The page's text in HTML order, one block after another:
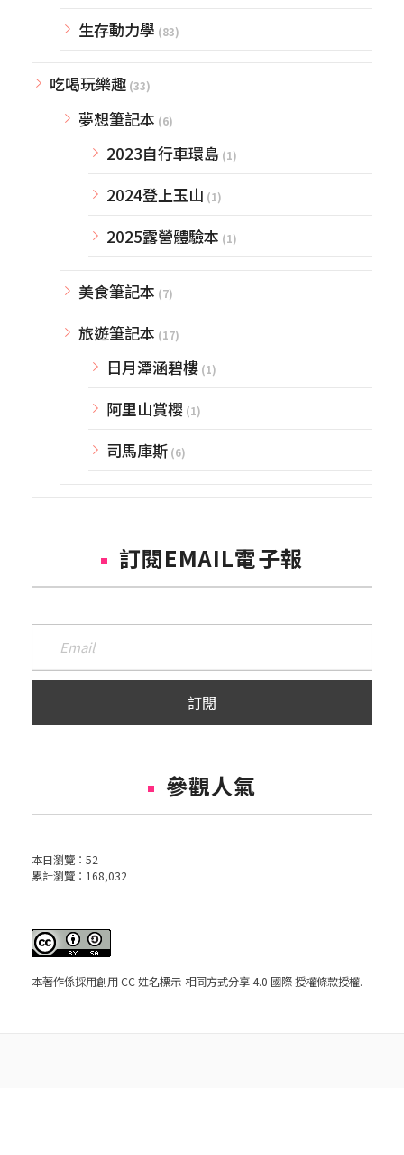
生存動力學 (83)
吃喝玩樂趣 (33)
夢想筆記本 (6)
2023自行車環島 (1)
2024登上玉山 (1)
2025露營體驗本 (1)
美食筆記本 (7)
旅遊筆記本 (17)
日月潭涵碧樓 (1)
阿里山賞櫻 (1)
司馬庫斯 (6)
訂閱EMAIL電子報
參觀人氣
本日瀏覽： 52
累計瀏覽： 168,032
本著作係採用創用 CC 姓名標示-相同方式分享 4.0 國際 授權條款授權.